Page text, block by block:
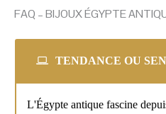
FAQ – BIJOUX ÉGYPTE
TENDANCE OU
L'Égypte antique fascine